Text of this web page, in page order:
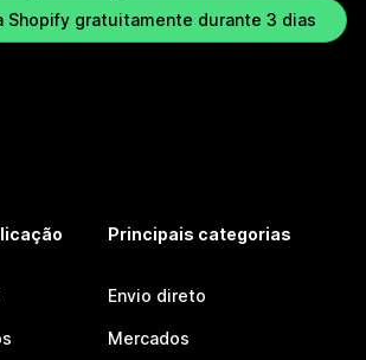
Shopify gratuitamente durante 3 dias
Principais categorias
Envio direto
Mercados